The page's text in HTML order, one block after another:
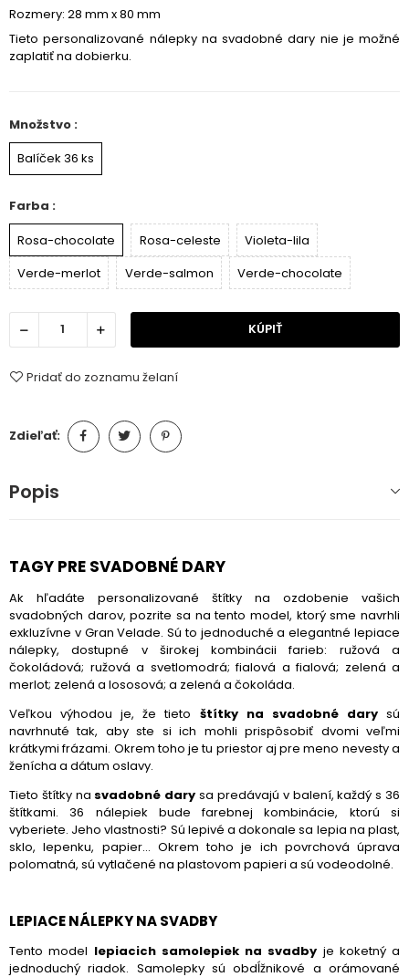
Rozmery: 28 mm x 80 mm
Tieto personalizované nálepky na svadobné dary nie je možné
zaplatiť na dobierku.
Množstvo :
Balíček 36 ks
Farba :
Rosa-chocolate
Rosa-celeste
Violeta-lila
Verde-merlot
Verde-salmon Verde-chocolate
KÚPIŤ
Pridať do zoznamu želaní
Zdieľať:
Popis
TAGY PRE SVADOBNÉ DARY
Ak hľadáte personalizované štítky na ozdobenie vašich
svadobných darov, pozrite sa na tento model, ktorý sme navrhli
exkluzívne v Gran Velade. Sú to jednoduché a elegantné lepiace
nálepky, dostupné v širokej kombinácii farieb: ružová a
čokoládová; ružová a svetlomodrá; fialová a fialová; zelená a
merlot; zelená a lososová; a zelená a čokoláda.
Veľkou výhodou je, že tieto štítky na svadobné darysú
navrhnuté tak, aby ste si ich mohli prispôsobiť dvomi veľmi
krátkymi frázami. Okrem toho je tu priestor aj pre meno nevesty a
ženícha a dátum oslavy.
Tieto štítky na svadobné dary sa predávajú v balení, každý s 36
štítkami. 36 nálepiek bude farebnej kombinácie, ktorú si
vyberiete. Jeho vlastnosti? Sú lepivé a dokonale sa lepia na plast,
sklo, lepenku, papier... Okrem toho je ich povrchová úprava
polomatná, sú vytlačené na plastovom papieri a sú vodeodolné.
LEPIACE NÁLEPKY NA SVADBY
Tento model lepiacich samolepiek na svadby je koketný a
jednoduchý riadok. Samolepky sú obdĺžnikové a orámované